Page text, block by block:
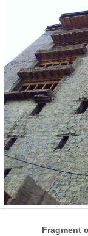
Fragment